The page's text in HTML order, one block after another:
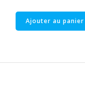
Ajouter au panier